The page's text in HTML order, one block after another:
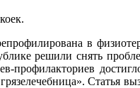
в
решили снять
профилакториев
Статья